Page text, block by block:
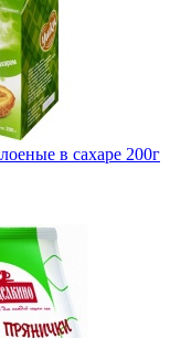
в сахаре 200г